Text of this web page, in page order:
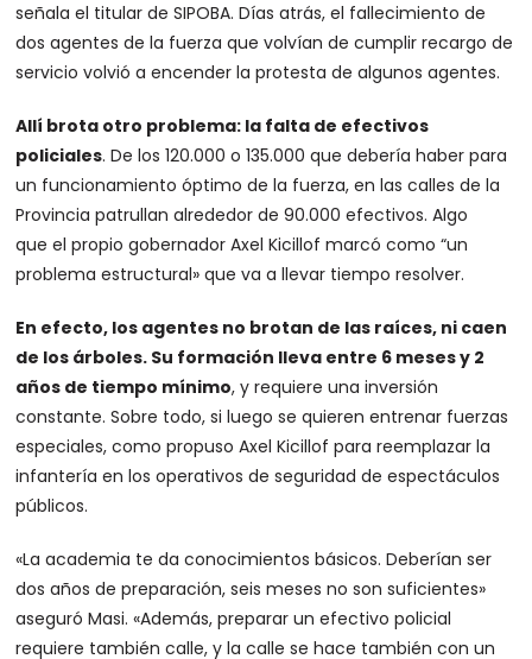
señala el titular de SIPOBA. Días atrás, el fallecimiento de
dos agentes de la fuerza que volvían de cumplir recargo de
servicio volvió a encender la protesta de algunos agentes.
Allí brota otro problema: la falta de efectivos
policiales. De los 120.000 o 135.000 que debería haber para
un funcionamiento óptimo de la fuerza, en las calles de la
Provincia patrullan alrededor de 90.000 efectivos. Algo
que el propio gobernador Axel Kicillof marcó como “un
problema estructural» que va a llevar tiempo resolver.
En efecto, los agentes no brotan de las raíces, ni caen
de los árboles. Su formación lleva entre 6 meses y 2
años de tiempo mínimo, y requiere una inversión
constante. Sobre todo, si luego se quieren entrenar fuerzas
especiales, como propuso Axel Kicillof para reemplazar la
infantería en los operativos de seguridad de espectáculos
públicos.
«La academia te da conocimientos básicos. Deberían ser
dos años de preparación, seis meses no son suficientes»
aseguró Masi. «Además, preparar un efectivo policial
requiere también calle, y la calle se hace también con un